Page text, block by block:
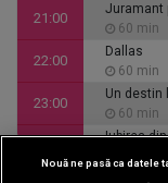
21:00
Juramant
60 min
22:00
Dallas
60 min
23:00
Un destin
60 min
Iubirea
60 min
Inimi de
Nouă ne pasă ca datele